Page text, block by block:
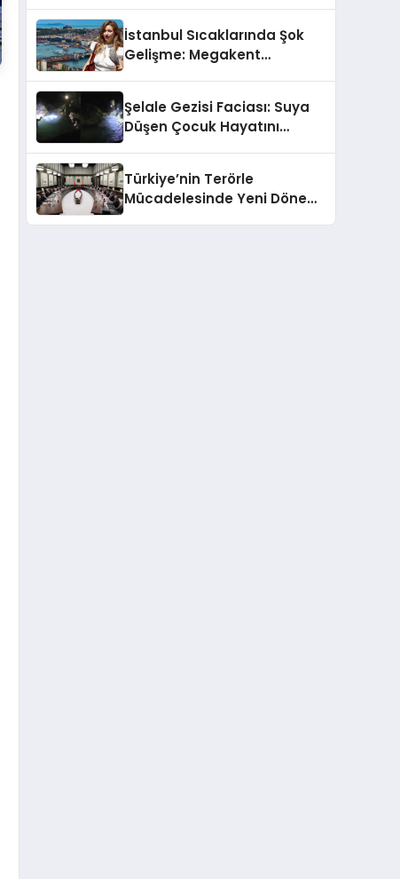
İstanbul Sıcaklarında Şok
Gelişme: Megakent
Şelale Gezisi Faciası: Suya
Düşen Çocuk Hayatını
Türkiye’nin Terörle
Mücadelesinde Yeni Dönem: